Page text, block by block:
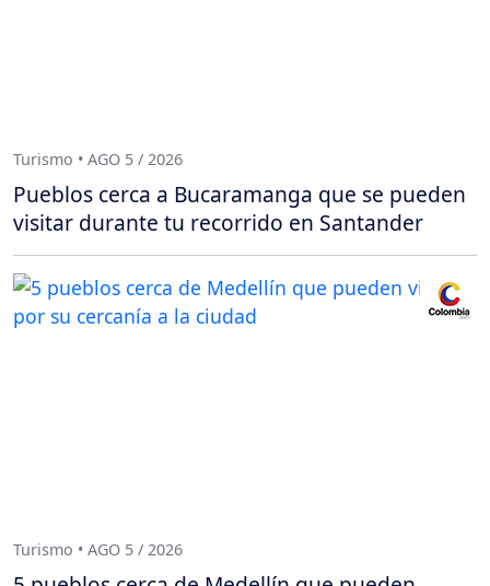
Turismo • AGO 5 / 2026
Pueblos cerca a Bucaramanga que se pueden
visitar durante tu recorrido en Santander
Turismo • AGO 5 / 2026